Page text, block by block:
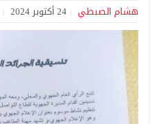
هشام الصبطي 24 أكتوبر 2024